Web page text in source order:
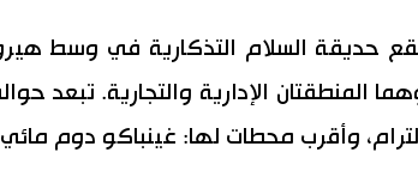
حديقة السلام التذكارية في وسط
وأقرب محطات لها: غينباكو دوم